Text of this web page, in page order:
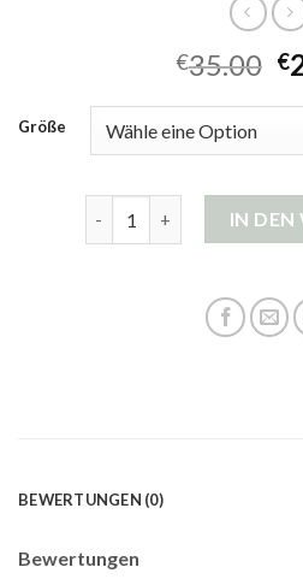
€35.00 €
Größe
strickjacke damenIN DEN
BEWERTUNGEN (0)
Bewertungen